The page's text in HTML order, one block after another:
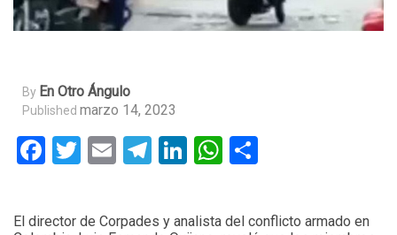
By En Otro Ángulo
Published marzo 14, 2023
Facebook
Twitter
EmailTelegram
LinkedIn
WhatsApp
El director de Corpades y analista del conflicto armado en